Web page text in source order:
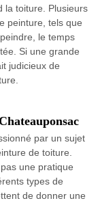
la toiture. Plusieurs
peinture, tels que
le temps
Si une grande
judicieux de
par un sujet
de toiture.
une pratique
types de
de donner une